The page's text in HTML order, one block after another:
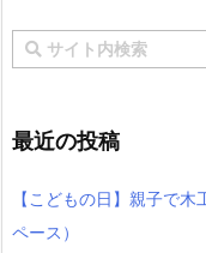
最近の投稿
【こどもの日】親子で
ペース）